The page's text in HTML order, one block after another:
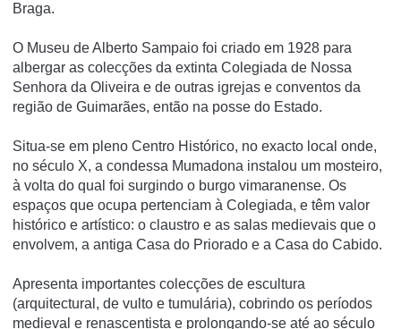
Braga.
O Museu de Alberto Sampaio foi criado em 1928 para
albergar as colecções da extinta Colegiada de Nossa
Senhora da Oliveira e de outras igrejas e conventos da
região de Guimarães, então na posse do Estado.
Situa-se em pleno Centro Histórico, no exacto local onde,
no século X, a condessa Mumadona instalou um mosteiro,
à volta do qual foi surgindo o burgo vimaranense. Os
espaços que ocupa pertenciam à Colegiada, e têm valor
histórico e artístico: o claustro e as salas medievais que o
envolvem, a antiga Casa do Priorado e a Casa do Cabido.
Apresenta importantes colecções de escultura
(arquitectural, de vulto e tumulária), cobrindo os períodos
medieval e renascentista e prolongando-se até ao século